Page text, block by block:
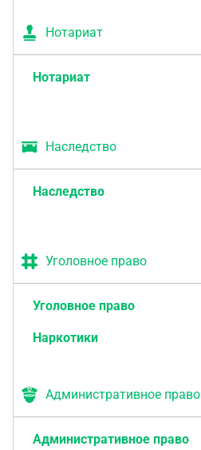
Нотариат
Нотариат
Наследство
Наследство
Уголовное право
Уголовное право
Наркотики
Административное право
Административное право